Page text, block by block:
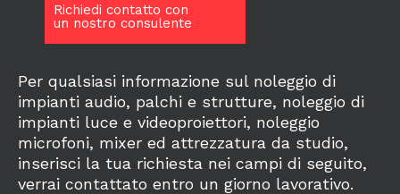
Richiedi contatto con
un nostro consulente
Per qualsiasi informazione sul noleggio di
impianti audio, palchi e strutture, noleggio di
impianti luce e videoproiettori, noleggio
microfoni, mixer ed attrezzatura da studio,
inserisci la tua richiesta nei campi di seguito,
verrai contattato entro un giorno lavorativo.